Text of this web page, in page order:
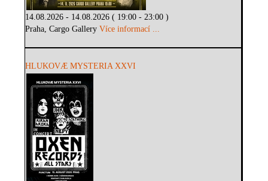
14.08.2026 - 14.08.2026 ( 19:00 - 23:00 )
Praha, Cargo GalleryVíce informací ...
HLUKOVÆ MYSTERIA XXVI